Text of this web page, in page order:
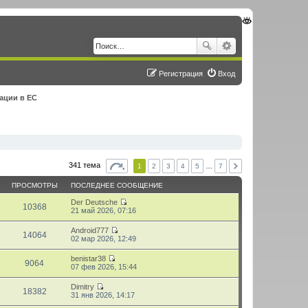
Вход
Регистрация
в ЕС
341 тема 1 2 3 4 5 7
ПРОСМОТРЫ ПОСЛЕДНЕЕ СООБЩЕНИЕ
10368
Der Deutsche
П
й
т
к
с
л
21 май 2026, 07:16
14064
Android777
П
й
т
к
02 мар 2026, 12:49
9064
benistar38
П
й
07 фев 2026, 15:44
18382
Dimitry
П
31 янв 2026, 14:17